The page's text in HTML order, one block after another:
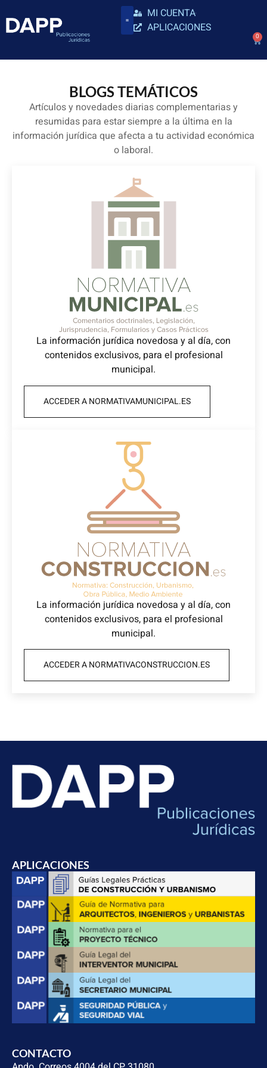
MI CUENTA
APLICACIONES
0
BLOGS TEMÁTICOS
Artículos y novedades diarias complementarias y
resumidas para estar siempre a la última en la
información jurídica que afecta a tu actividad económica
o laboral.
La información jurídica novedosa y al día, con
contenidos exclusivos, para el profesional
municipal.
ACCEDER A NORMATIVAMUNICIPAL.ES
La información jurídica novedosa y al día, con
contenidos exclusivos, para el profesional
municipal.
ACCEDER A NORMATIVACONSTRUCCION.ES
APLICACIONES
CONTACTO